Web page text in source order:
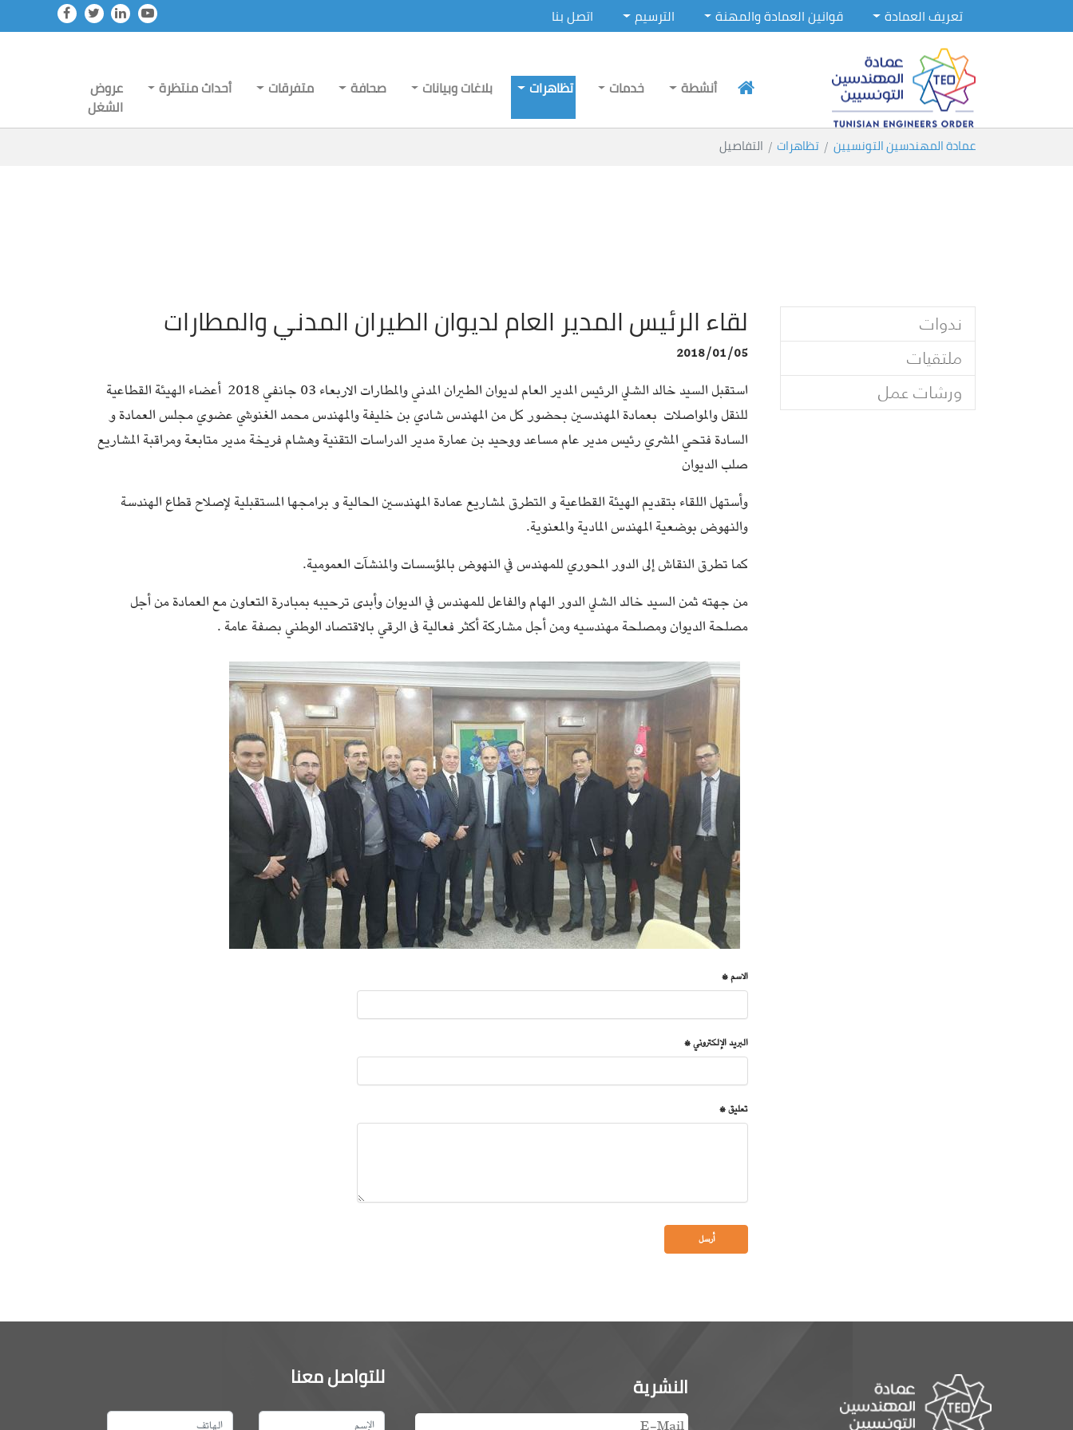
Skip to main content
تعريف العمادة قوانين العمادة والمهنة الترسيم اتصل بنا
أنشطة خدمات تظاهرات بلاغات وبيانات صحافة متفرقات أحداث منتظرة
عروض
الشغل
You are here:
عمادة المهندسين التونسيين تظاهرات التفاصيل
ندوات
ملتقيات
ورشات عمل
لقاء الرئيس المدير العام لديوان الطيران المدني والمطارات
2018/01/05
استقبل السيد خالد الشلي الرئيس المدير العام لديوان الطيران المدني والمطارات الاربعاء 03 جانفي 2018 أعضاء الهيئة القطاعية
للنقل والمواصلات بعمادة المهندسين بحضور كل من المهندس شادي بن خليفة والمهندس محمد الغنوشي عضوي مجلس العمادة و
السادة فتحي المشري رئيس مدير عام مساعد ووحيد بن عمارة مدير الدراسات التقنية وهشام فريخة مدير متابعة ومراقبة المشاريع
صلب الديوان
وأستهل اللقاء بتقديم الهيئة القطاعية و التطرق لمشاريع عمادة المهندسين الحالية و برامجها المستقبلية لإصلاح قطاع الهندسة
والنهوض بوضعية المهندس المادية والمعنوية.
كما تطرق النقاش إلى الدور المحوري للمهندس في النهوض بالمؤسسات والمنشآت العمومية.
من جهته ثمن السيد خالد الشلي الدور الهام والفاعل للمهندس في الديوان وأبدى ترحيبه بمبادرة التعاون مع العمادة من أجل
مصلحة الديوان ومصلحة مهندسيه ومن أجل مشاركة أكثر فعالية فى الرقي بالاقتصاد الوطني بصفة عامة .
الاسم *
البريد الإلكتروني *
تعليق *
النشرية للتواصل معنا